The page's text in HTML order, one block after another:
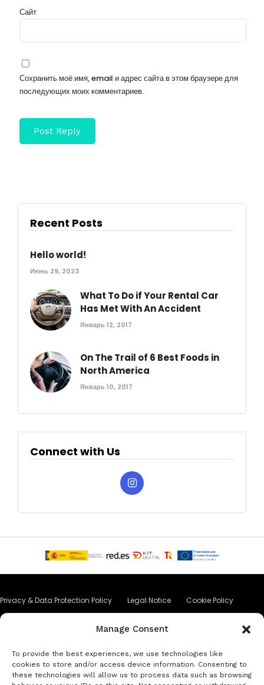
Manage Consent
To provide the best experiences, we use technologies like
cookies to store and/or access device information. Consenting to
these technologies will allow us to process data such as browsing
Сайт
Сохранить моё имя, email и адрес сайта в этом браузере для
последующих моих комментариев.
Recent Posts
Hello world!
Июнь 29, 2023
What To Do if Your Rental Car
Has Met With An Accident
Январь 12, 2017
On The Trail of 6 Best Foods in
North America
Январь 10, 2017
Connect with Us
Privacy & Data Protection Policy Legal Notice Cookie Policy
Аренда автомобиля в Барселоне Аренда автомобиля в Коста-Брава
Аренда автомобиля в Л'Эстартит Аренда автомобиля в Жирона
Аренда автомобиля в Ллорет-де-Мар